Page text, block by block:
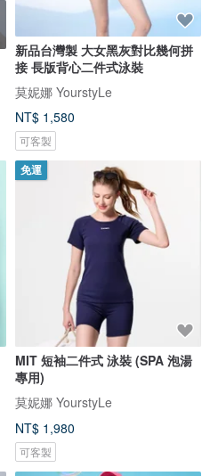
新品台灣製 大女黑灰對比幾何拼
接 長版背心二件式泳裝
莫妮娜 YourstyLe
NT$ 1,580
可客製
免運
MIT 短袖二件式 泳裝 (SPA 泡湯
專用)
莫妮娜 YourstyLe
NT$ 1,980
可客製